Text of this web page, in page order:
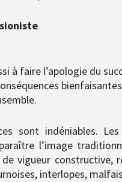
à faire l’apologie du
sont indéniables.
l’image
vigueur constructive,
interlopes,